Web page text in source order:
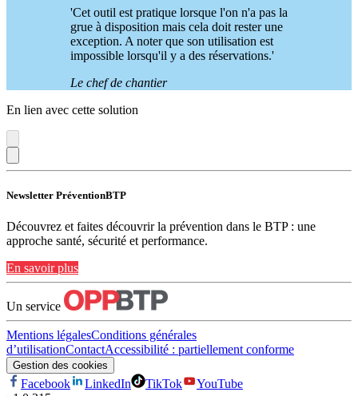
'Cet outil est pratique lorsque l'on n'a pas la
grue à disposition mais cela doit rester une
exception. A noter que son utilisation est
impossible lorsqu'il y a des réservations.'
Le chef de chantier
En lien avec cette solution
Newsletter PréventionBTP
Découvrez et faites découvrir la prévention dans le BTP : une
approche santé, sécurité et performance.
En savoir plus
Un service
Mentions légalesConditions générales
d’utilisationContactAccessibilité : partiellement conforme
Gestion des cookies
Facebook LinkedIn TikTok
YouTube